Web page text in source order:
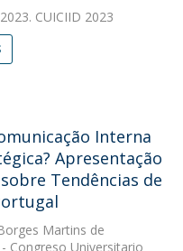
CUICIID 2023
Interna
Apresentação
Tendências de
Martins de
Congreso Universitario